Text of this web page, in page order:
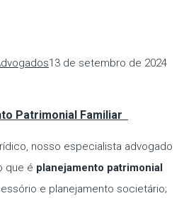
13 de setembro de 2024
Patrimonial Familiar
nosso especialista advogado
que é planejamento patrimonial
e planejamento societário;